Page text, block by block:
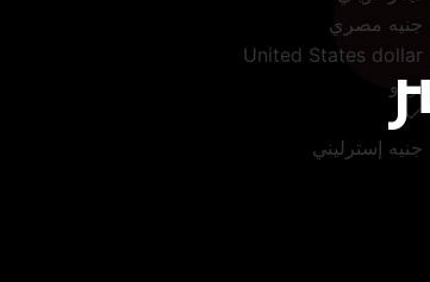
جنيه مصري
United States dollar
يورو
جنيه إسترليني